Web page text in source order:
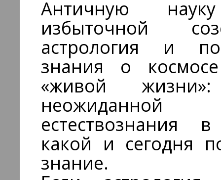
Античную
избыточной
астрология и
знания о
«живой
естествознания
какой и сегодня
знание.